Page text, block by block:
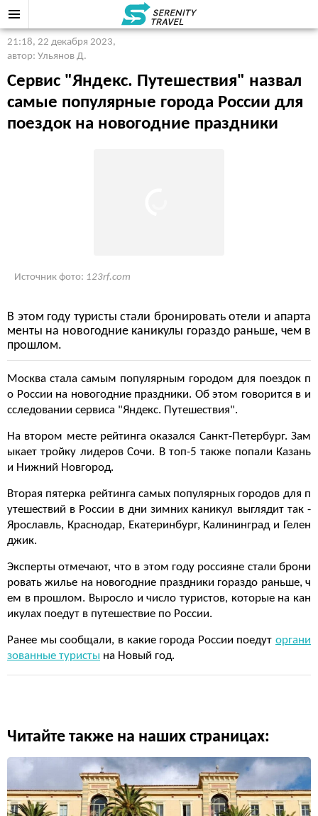
21:18, 22 декабря 2023,
автор: Ульянов Д.
Сервис "Яндекс. Путешествия" назвал
самые популярные города России для
поездок на новогодние праздники
Источник фото: 123rf.com
В этом году туристы стали бронировать отели и апарта
менты на новогодние каникулы гораздо раньше, чем в
прошлом.
Москва стала самым популярным городом для поездок п
о России на новогодние праздники. Об этом говорится в и
сследовании сервиса "Яндекс. Путешествия".
На втором месте рейтинга оказался Санкт-Петербург. Зам
ыкает тройку лидеров Сочи. В топ-5 также попали Казань
и Нижний Новгород.
Вторая пятерка рейтинга самых популярных городов для п
утешествий в России в дни зимних каникул выглядит так -
Ярославль, Краснодар, Екатеринбург, Калининград и Гелен
джик.
Эксперты отмечают, что в этом году россияне стали брони
ровать жилье на новогодние праздники гораздо раньше, ч
ем в прошлом. Выросло и число туристов, которые на кан
икулах поедут в путешествие по России.
Ранее мы сообщали, в какие города России поедут органи
зованные туристы на Новый год.
Читайте также на наших страницах: